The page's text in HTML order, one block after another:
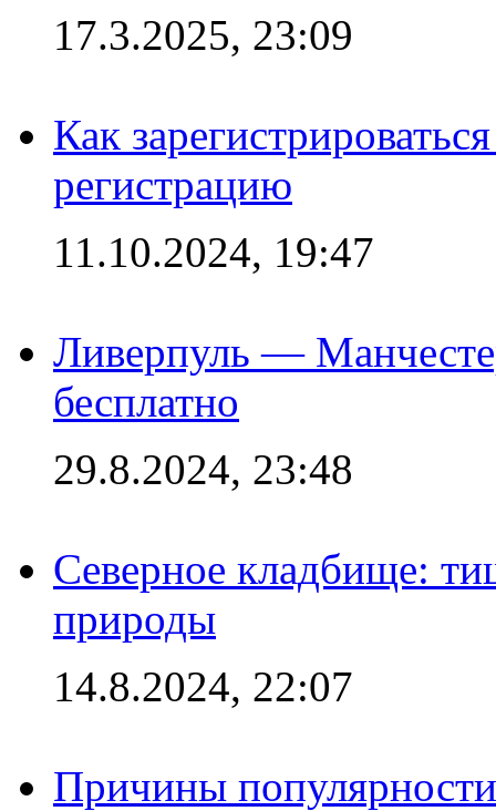
17.3.2025, 23:09
Как
регистрацию
11.10.2024, 19:47
Ливерпуль —
бесплатно
29.8.2024, 23:48
Северное кладбище:
природы
14.8.2024, 22:07
Причины